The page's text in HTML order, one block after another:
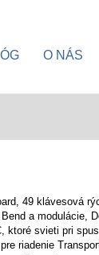
O NÁS
49 klávesová
a modulácie,
ktoré svieti pri
riadenie